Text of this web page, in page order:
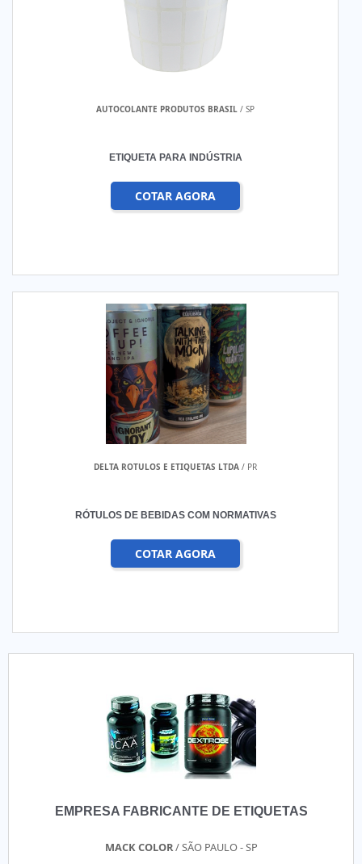
AUTOCOLANTE PRODUTOS BRASIL / SP
ETIQUETA PARA INDÚSTRIA
COTAR AGORA
DELTA ROTULOS E ETIQUETAS LTDA / PR
RÓTULOS DE BEBIDAS COM NORMATIVAS
COTAR AGORA
EMPRESA FABRICANTE DE ETIQUETAS
MACK COLOR/ SÃO PAULO - SP